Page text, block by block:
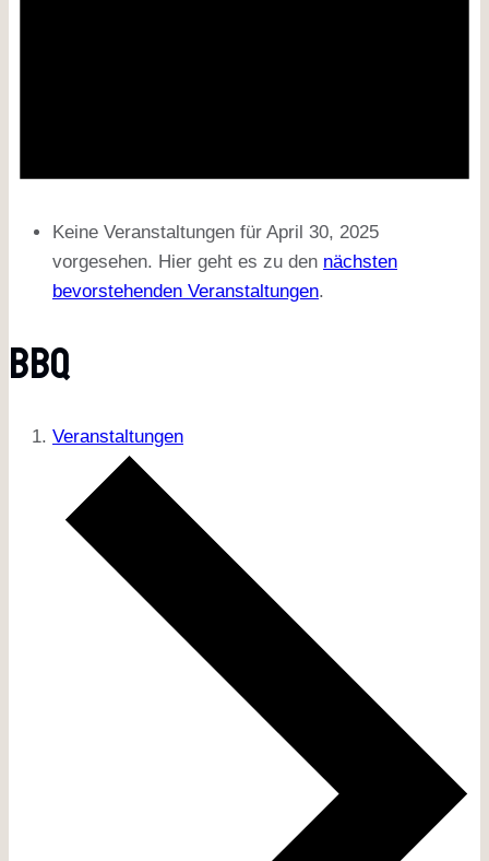
Keine Veranstaltungen für April 30, 2025
vorgesehen. Hier geht es zu den nächsten
bevorstehenden Veranstaltungen.
BBQ
Veranstaltungen